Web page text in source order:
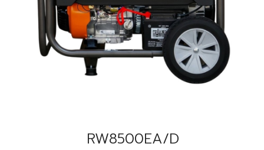
RW8500EA/D